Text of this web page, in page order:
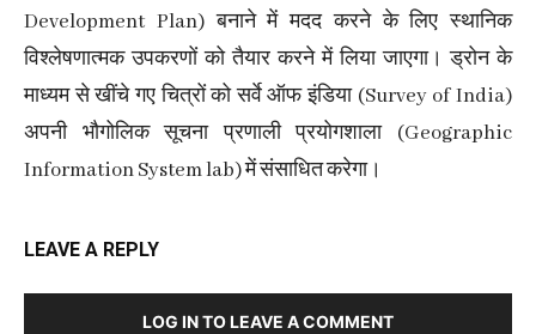
Development Plan) बनाने में मदद करने के लिए स्थानिक
विश्लेषणात्मक उपकरणों को तैयार करने में लिया जाएगा। ड्रोन के
माध्यम से खींचे गए चित्रों को सर्वे ऑफ इंडिया (Survey of India)
अपनी भौगोलिक सूचना प्रणाली प्रयोगशाला (Geographic
Information System lab) में संसाधित करेगा।
LEAVE A REPLY
LOG IN TO LEAVE A COMMENT